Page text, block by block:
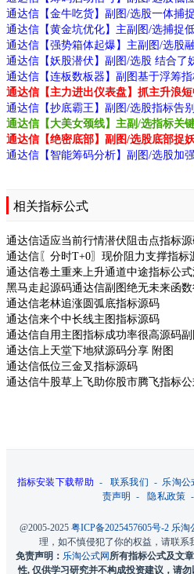
通达信【金牛吃货】副图/选股一体捕
通达信【连板数板器】副图基于浮筹
通达信【绝密底部】副图/选股底部捉
相关指标公式
通达信适应当前行情潜伏阻击点指标
通达信〖分时T+0〗现价阻力支撑指标
通达信卷土重来上升通道中途指标公
黑马走起源码通达信副图绝无未来函
通达信老林追涨圆弧底指标源码
通达信来个中长线主图指标源码
通达信自用主图指标成功率很高源码副
通达信上天堂下地狱源码分享 附图
通达信低位三金叉指标源码
通达信牛股草上飞助你股市腾飞指标
指标安装下载帮助 - 联系我们 - 乐淘公
责声明
- 隐私政策
@2005-2025 粤ICP备2025457605号-2 乐淘
理，如不慎侵犯了你的权益，请联系
免责声明： 乐淘公式网 所有指标公式及文
性, 仅供学习研究并不构成投资建议，请